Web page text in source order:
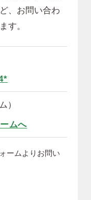
、 お問い合わ
す。
）
ムへ
ームよりお問い